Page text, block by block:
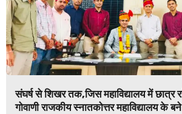
संघर्ष से शिखर तक,जिस महाविद्यालय में छात्र
गोवाणी राजकीय स्नातकोत्तर महाविद्यालय के बने